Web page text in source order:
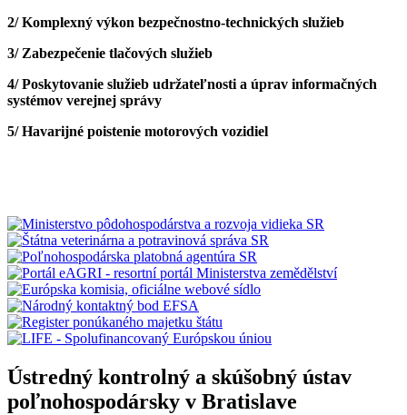
2/ Komplexný výkon bezpečnostno-technických služieb
3/ Zabezpečenie tlačových služieb
4/Poskytovanie služieb udržateľnosti a úprav informačných
systémov verejnej správy
5/Havarijné poistenie motorových vozidiel
Ústredný kontrolný a skúšobný ústav
poľnohospodársky v Bratislave